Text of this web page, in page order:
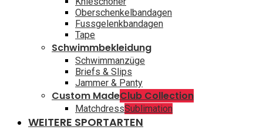
Oberschenkelbandagen
Fussgelenkbandagen
Tape
Schwimmbekleidung
Schwimmanzüge
Briefs & Slips
Jammer & Panty
Custom MadeClub Collection
MatchdressSublimation
WEITERE SPORTARTEN